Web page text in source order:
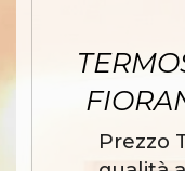
Prezzo